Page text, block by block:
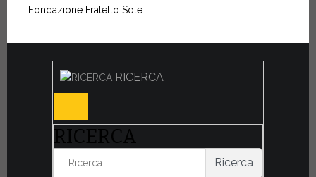
Fondazione Fratello Sole
RICERCA
RICERCA
Ricerca